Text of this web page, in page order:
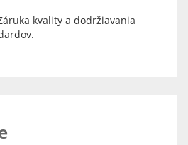
kvality a dodržiavania